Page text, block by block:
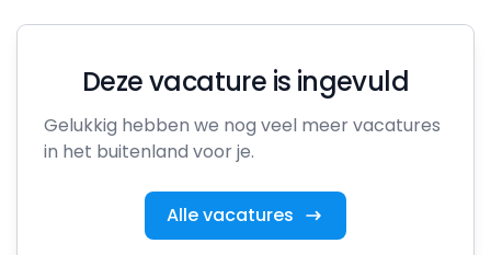
Deze vacature is ingevuld
Gelukkig hebben we nog veel meer vacatures
in het buitenland voor je.
Alle vacatures